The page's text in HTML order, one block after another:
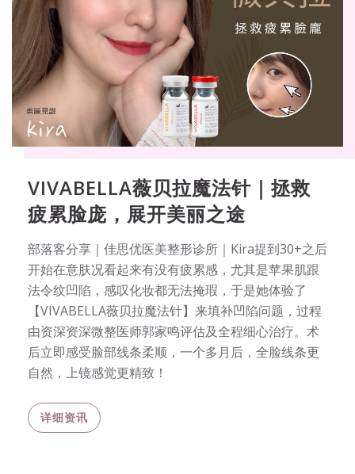
VIVABELLA薇贝拉魔法针｜拯救
疲累脸庞，展开美丽之途
部落客分享｜佳思优医美整形诊所｜Kira提到30+之后
开始在意肤况看起来有没有疲累感，尤其是苹果肌跟
法令纹凹陷，感叹化妆都无法掩瑕，于是她体验了
【VIVABELLA薇贝拉魔法针】来填补凹陷问题，过程
由资深资深微整医师郭家鸣评估及全程细心治疗。术
后立即感受脸部线条柔顺，一个多月后，全脸线条更
自然，上镜感觉更精致！
详细资讯